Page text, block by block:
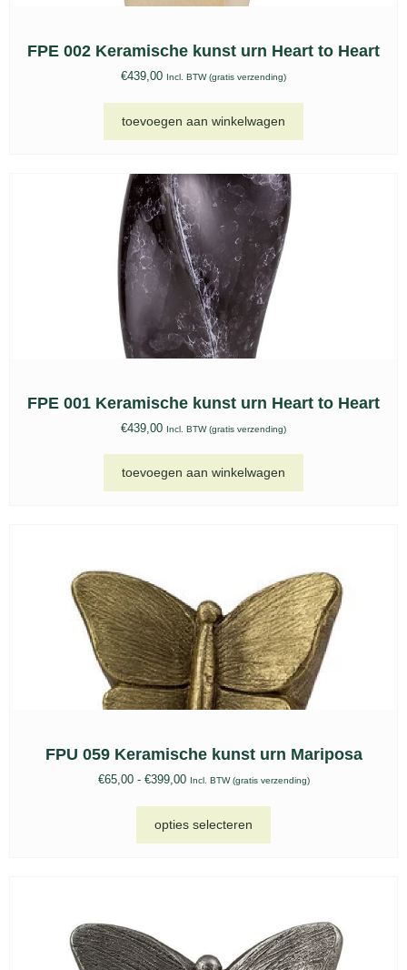
FPE 002 Keramische kunst urn Heart to Heart
€439,00 Incl. BTW (gratis verzending)
toevoegen aan winkelwagen
FPE 001 Keramische kunst urn Heart to Heart
€439,00 Incl. BTW (gratis verzending)
toevoegen aan winkelwagen
FPU 059 Keramische kunst urn Mariposa
€65,00 - €399,00 Incl. BTW (gratis verzending)
opties selecteren